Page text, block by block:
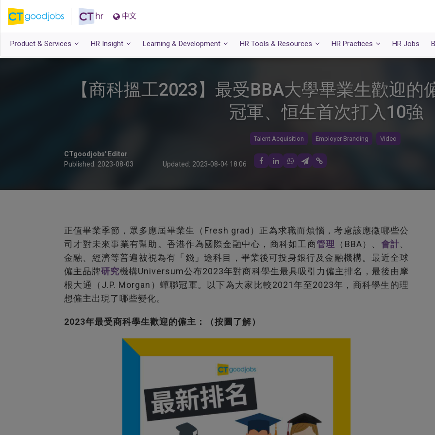
中文
Product & Services HR Insight Learning & Development HR Tools & Resources HR Practices HR Jobs
【商科搵工2023】最受BBA大學畢業生歡迎的
冠軍、恒生首次打入10強
Talent Acquisition Employer Branding Video
CTgoodjobs' Editor
Published: 2023-08-03 Updated: 2023-08-04 18:06
正值畢業季節，眾多應屆畢業生（Fresh grad）正為求職而煩惱，考慮該應徵哪些公
司才對未來事業有幫助。香港作為國際金融中心，商科如工商管理 （BBA）、 會計、
金融、經濟等普遍被視為有「錢」途科目，畢業後可投身銀行及金融機構。最近全球
僱主品牌研究機構Universum公布2023年對商科學生最具吸引力僱主排名，最後由摩
根大通（J.P. Morgan）蟬聯冠軍。以下為大家比較2021年至2023年，商科學生的理
想僱主出現了哪些變化。
2023年最受商科學生歡迎的僱主：（按圖了解）